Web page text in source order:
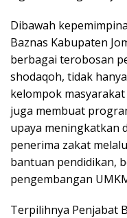
Dibawah
Baznas Kabupaten
berbagai terobosan
shodaqoh, tidak
kelompok
juga membuat
upaya meningkatkan
penerima zakat
bantuan pendidikan,
pengembangan
Terpilihnya Penjabat